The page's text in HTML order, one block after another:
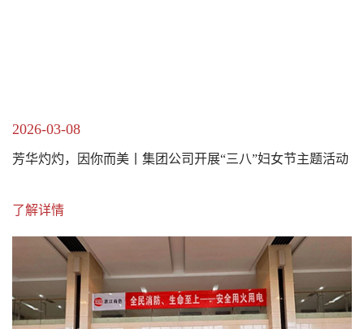
2026-03-08
芳华灼灼，因你而美丨集团公司开展“三八”妇女节主题活动
了解详情